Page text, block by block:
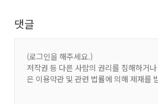
댓글